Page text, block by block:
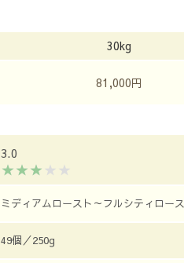
30kg
81,000円
3.0
ミディアムロースト～フルシティロー
49個／250g